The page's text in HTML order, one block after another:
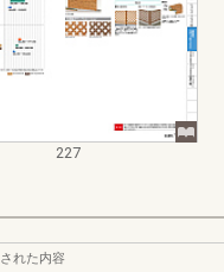
227
れた内容